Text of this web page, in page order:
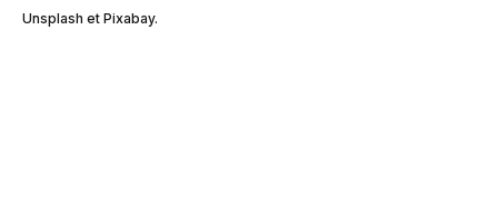
Unsplash et Pixabay.